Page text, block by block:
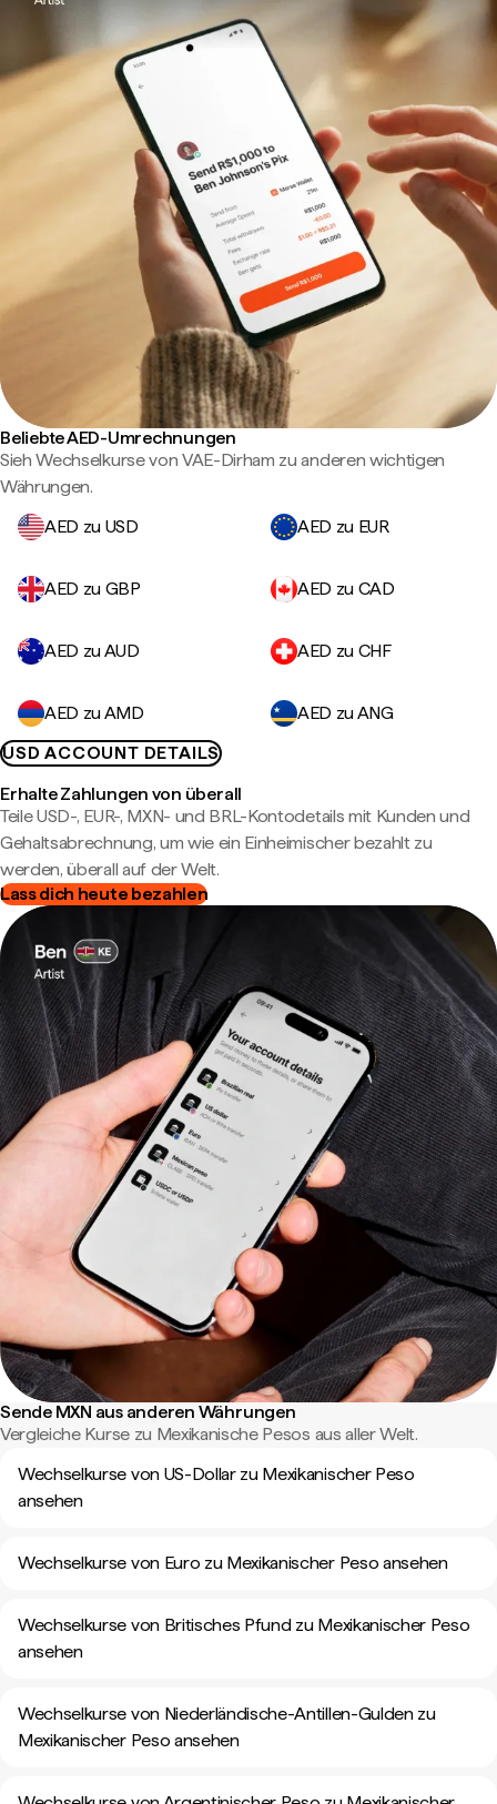
Beliebte AED-Umrechnungen
Sieh Wechselkurse von VAE-Dirham zu anderen wichtigen
Währungen.
AED zu USD
AED zu EUR
AED zu GBP AED zu CAD
AED zu AUD AED zu CHF
AED zu AMD
AED zu ANG
USD ACCOUNT DETAILS
Erhalte Zahlungen von überall
Teile USD-, EUR-, MXN- und BRL-Kontodetails mit Kunden und
Gehaltsabrechnung, um wie ein Einheimischer bezahlt zu
werden, überall auf der Welt.
Lass dich heute bezahlen
Sende MXN aus anderen Währungen
Vergleiche Kurse zu Mexikanische Pesos aus aller Welt.
Wechselkurse von US-Dollar zu Mexikanischer Peso
ansehen
Wechselkurse von Euro zu Mexikanischer Peso ansehen
Wechselkurse von Britisches Pfund zu Mexikanischer Peso
ansehen
Wechselkurse von Niederländische-Antillen-Gulden zu
Mexikanischer Peso ansehen